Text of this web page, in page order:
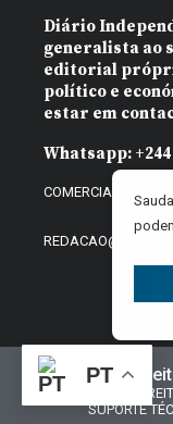
Diário
generalista ao
editorial
político e
estar em
Whatsapp:
Website
@2025 – TODOS
SUPORTE
PT